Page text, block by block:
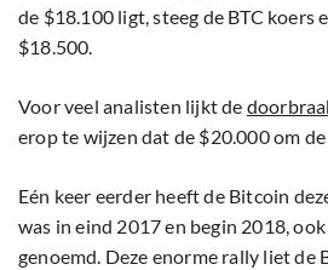
de $18.100 ligt, steeg de BTC koers
$18.500.
Voor veel analisten lijkt de
erop te wijzen dat de $20.000 om
Eén keer eerder heeft de Bitcoin
was in eind 2017 en begin 2018,
genoemd. Deze enorme rally liet de